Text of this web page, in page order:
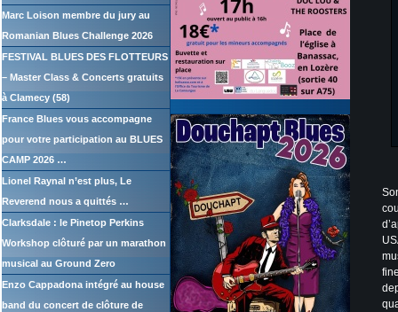
Marc Loison membre du jury au
Romanian Blues Challenge 2026
FESTIVAL BLUES DES FLOTTEURS
– Master Class & Concerts gratuits
à Clamecy (58)
France Blues vous accompagne
pour votre participation au BLUES
CAMP 2026 …
Lionel Raynal n’est plus, Le
Reverend nous a quittés …
Clarksdale : le Pinetop Perkins
Workshop clôturé par un marathon
musical au Ground Zero
Enzo Cappadona intégré au house
band du concert de clôture de